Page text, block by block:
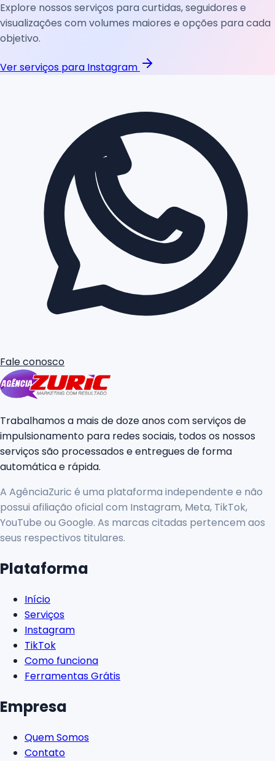
Explore nossos serviços para curtidas, seguidores e
visualizações com volumes maiores e opções para cada
objetivo.
Ver serviços para Instagram
Fale conosco
Trabalhamos a mais de doze anos com serviços de
impulsionamento para redes sociais, todos os nossos
serviços são processados e entregues de forma
automática e rápida.
A AgênciaZuric é uma plataforma independente e não
possui afiliação oficial com Instagram, Meta, TikTok,
YouTube ou Google. As marcas citadas pertencem aos
seus respectivos titulares.
Plataforma
Início
Serviços
Instagram
TikTok
Como funciona
Ferramentas Grátis
Empresa
Quem Somos
Contato